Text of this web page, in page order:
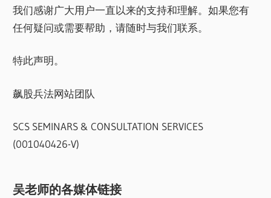
我们感谢广大用户一直以来的支持和理解。如果您有
任何疑问或需要帮助，请随时与我们联系。
特此声明。
飙股兵法网站团队
SCS SEMINARS & CONSULTATION SERVICES
(001040426-V)
吴老师的各媒体链接